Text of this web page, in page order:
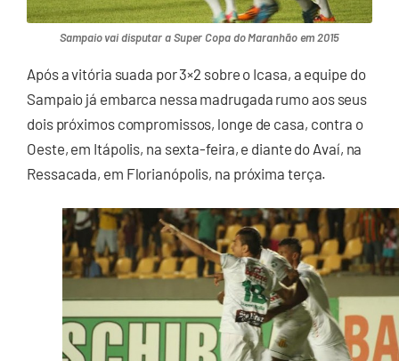
Sampaio vai disputar a Super Copa do Maranhão em 2015
Após a vitória suada por 3×2 sobre o Icasa, a equipe do
Sampaio já embarca nessa madrugada rumo aos seus
dois próximos compromissos, longe de casa, contra o
Oeste, em Itápolis, na sexta-feira, e diante do Avaí, na
Ressacada, em Florianópolis, na próxima terça.